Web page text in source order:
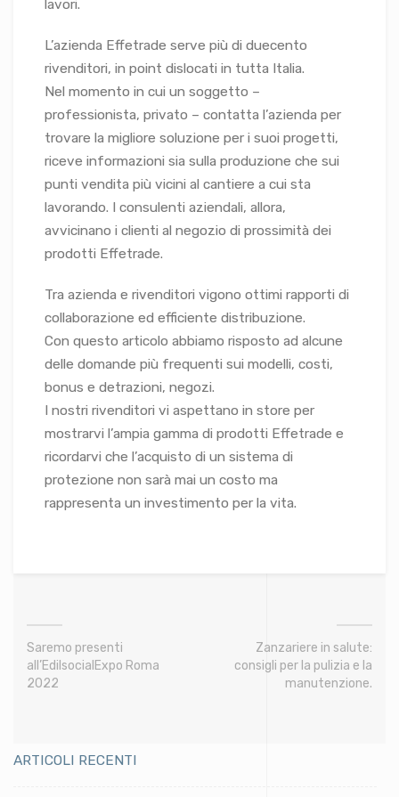
lavori.
L’azienda Effetrade serve più di duecento
rivenditori, in point dislocati in tutta Italia.
Nel momento in cui un soggetto –
professionista, privato – contatta l’azienda per
trovare la migliore soluzione per i suoi progetti,
riceve informazioni sia sulla produzione che sui
punti vendita più vicini al cantiere a cui sta
lavorando. I consulenti aziendali, allora,
avvicinano i clienti al negozio di prossimità dei
prodotti Effetrade.
Tra azienda e rivenditori vigono ottimi rapporti di
collaborazione ed efficiente distribuzione.
Con questo articolo abbiamo risposto ad alcune
delle domande più frequenti sui modelli, costi,
bonus e detrazioni, negozi.
I nostri rivenditori vi aspettano in store per
mostrarvi l’ampia gamma di prodotti Effetrade e
ricordarvi che l’acquisto di un sistema di
protezione non sarà mai un costo ma
rappresenta un investimento per la vita.
Saremo presenti
all’EdilsocialExpo Roma
2022
Zanzariere in salute:
consigli per la pulizia e la
manutenzione.
ARTICOLI RECENTI